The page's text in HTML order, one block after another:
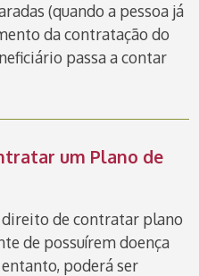
(quando a pessoa já
da contratação do
passa a contar
um Plano de
de contratar plano
de possuírem doença
poderá ser